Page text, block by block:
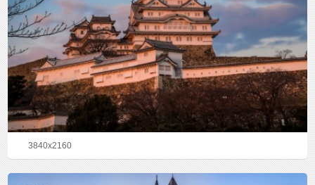
3840x2160